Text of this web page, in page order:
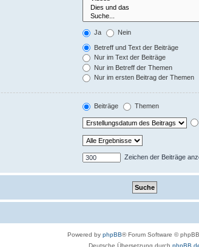
Ja Nein
Betreff und Text der Beiträge
Nur im Text der Beiträge
Nur im Betreff der Themen
Nur im ersten Beitrag der Themen
Beiträge Themen
Zeichen der Beiträge
Powered by phpBB® Forum Software ©
Deutsche Übersetzung durch